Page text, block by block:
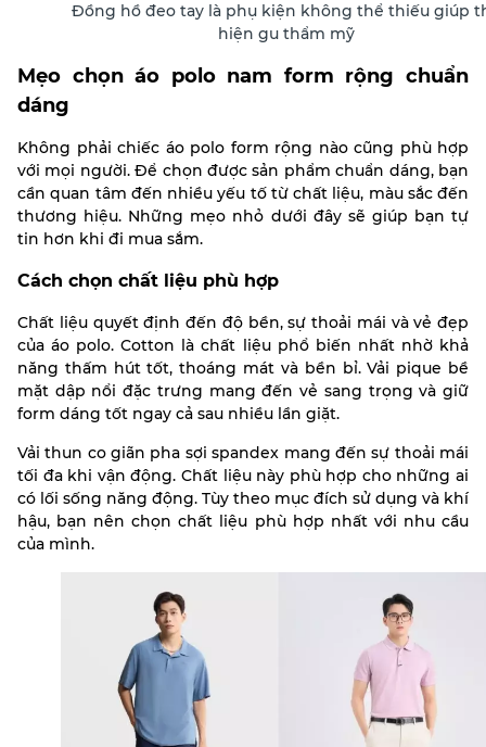
Đồng hồ đeo tay là phụ kiện không thể thiếu giúp
hiện gu thẩm mỹ
Mẹo chọn áo polo nam form rộng chuẩn
dáng
Không phải chiếc áo polo form rộng nào cũng phù hợp
với mọi người. Để chọn được sản phẩm chuẩn dáng, bạn
cần quan tâm đến nhiều yếu tố từ chất liệu, màu sắc đến
thương hiệu. Những mẹo nhỏ dưới đây sẽ giúp bạn tự
tin hơn khi đi mua sắm.
Cách chọn chất liệu phù hợp
Chất liệu quyết định đến độ bền, sự thoải mái và vẻ đẹp
của áo polo. Cotton là chất liệu phổ biến nhất nhờ khả
năng thấm hút tốt, thoáng mát và bền bỉ. Vải pique bề
mặt dập nổi đặc trưng mang đến vẻ sang trọng và giữ
form dáng tốt ngay cả sau nhiều lần giặt.
Vải thun co giãn pha sợi spandex mang đến sự thoải mái
tối đa khi vận động. Chất liệu này phù hợp cho những ai
có lối sống năng động. Tùy theo mục đích sử dụng và khí
hậu, bạn nên chọn chất liệu phù hợp nhất với nhu cầu
của mình.